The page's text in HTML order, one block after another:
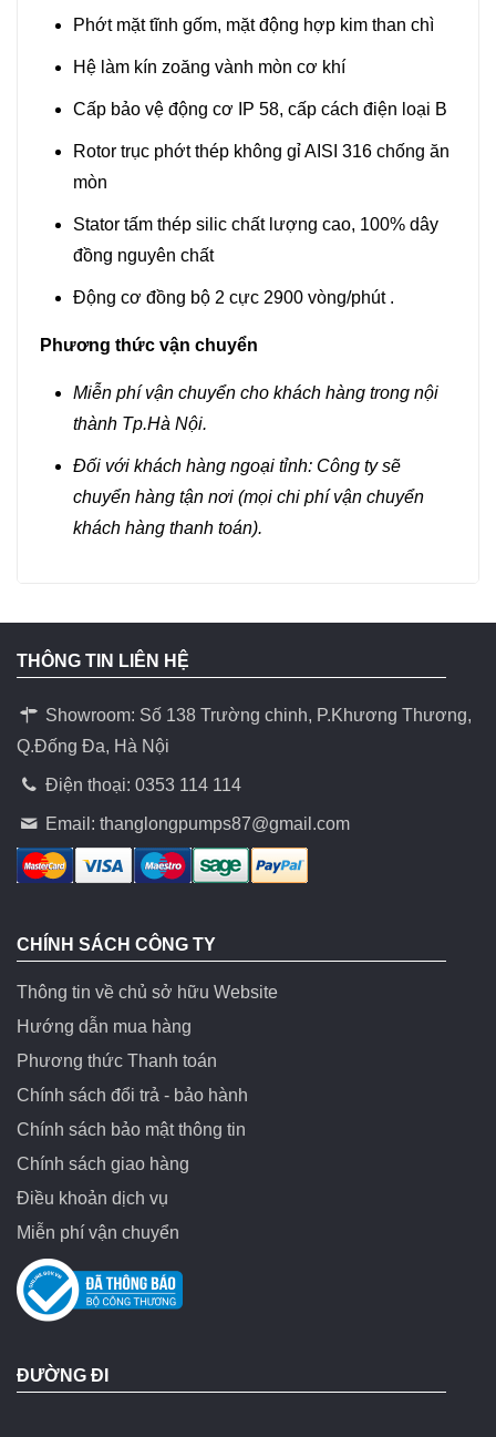
Phớt mặt tĩnh gốm, mặt động hợp kim than chì
Hệ làm kín zoăng vành mòn cơ khí
Cấp bảo vệ động cơ IP 58, cấp cách điện loại B
Rotor trục phớt thép không gỉ AISI 316 chống ăn
mòn
Stator tấm thép silic chất lượng cao, 100% dây
đồng nguyên chất
Động cơ đồng bộ 2 cực 2900 vòng/phút .
Phương thức vận chuyển
Miễn phí vận chuyển cho khách hàng trong nội
thành Tp.Hà Nội.
Đối với khách hàng ngoại tỉnh: Công ty sẽ
chuyển hàng tận nơi (mọi chi phí vận chuyển
khách hàng thanh toán).
THÔNG TIN LIÊN HỆ
Showroom: Số 138 Trường chinh, P.Khương Thương,
Q.Đống Đa, Hà Nội
Điện thoại: 0353 114 114
Email:thanglongpumps87@gmail.com
CHÍNH SÁCH CÔNG TY
Thông tin về chủ sở hữu Website
Hướng dẫn mua hàng
Phương thức Thanh toán
Chính sách đổi trả - bảo hành
Chính sách bảo mật thông tin
Chính sách giao hàng
Điều khoản dịch vụ
Miễn phí vận chuyển
ĐƯỜNG ĐI